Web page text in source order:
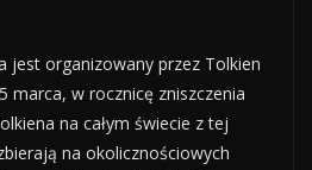
jest organizowany przez Tolkien
marca, w rocznicę zniszczenia
na całym świecie z tej
na okolicznościowych